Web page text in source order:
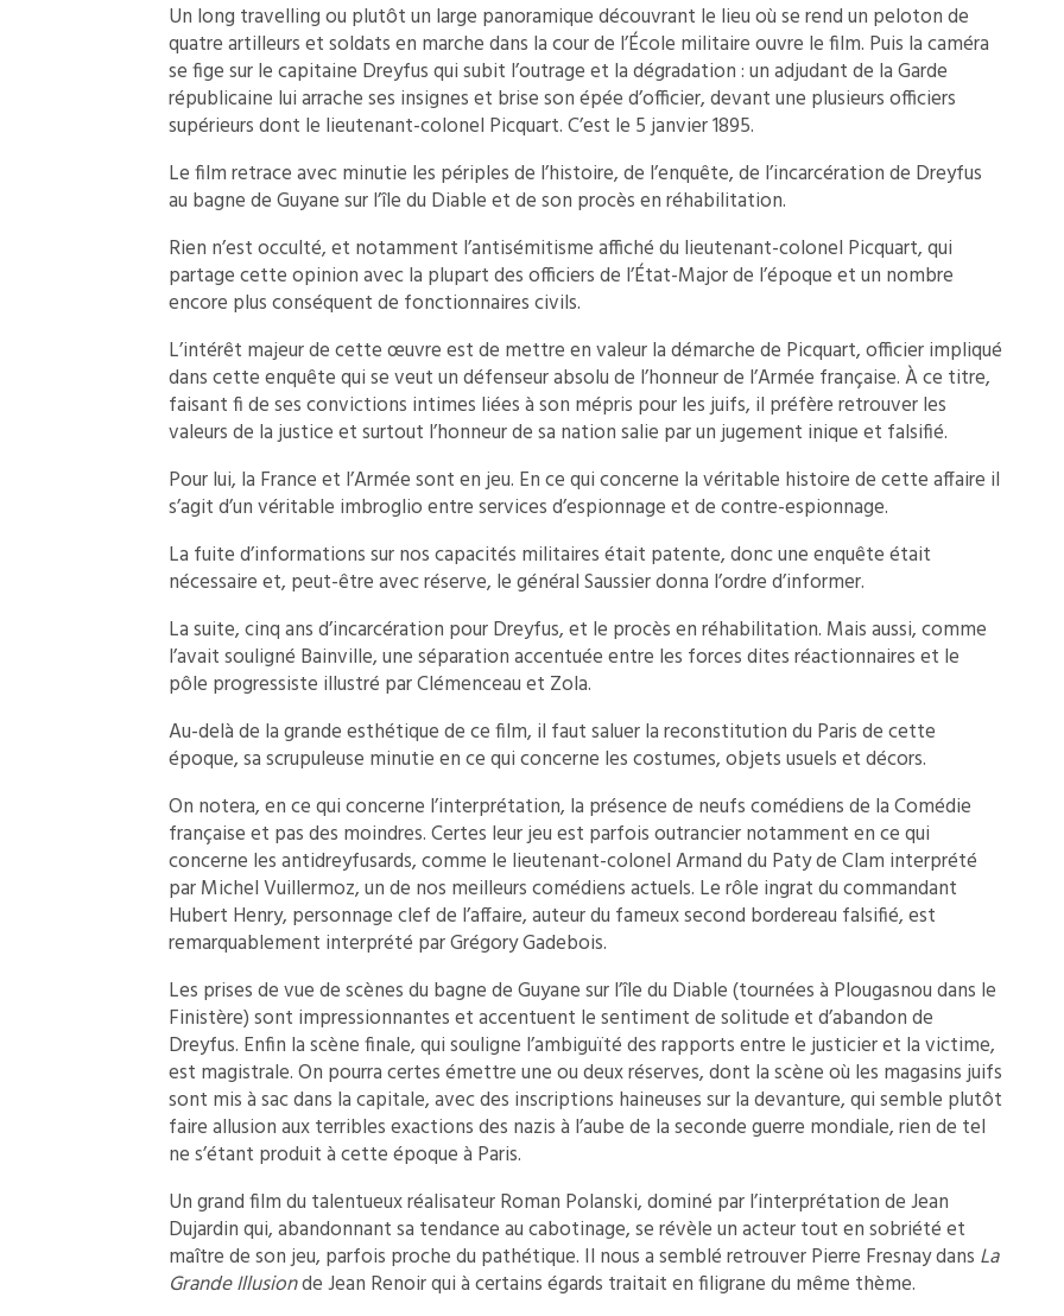
Un long travelling ou plutôt un large panoramique découvrant le lieu où se rend un peloton de
quatre artilleurs et soldats en marche dans la cour de l’École militaire ouvre le film. Puis la caméra
se fige sur le capitaine Dreyfus qui subit l’outrage et la dégradation : un adjudant de la Garde
républicaine lui arrache ses insignes et brise son épée d’officier, devant une plusieurs officiers
supérieurs dont le lieutenant-colonel Picquart. C’est le 5 janvier 1895.
Le film retrace avec minutie les périples de l’histoire, de l’enquête, de l’incarcération de Dreyfus
au bagne de Guyane sur l’île du Diable et de son procès en réhabilitation.
Rien n’est occulté, et notamment l’antisémitisme affiché du lieutenant-colonel Picquart, qui
partage cette opinion avec la plupart des officiers de l’État-Major de l’époque et un nombre
encore plus conséquent de fonctionnaires civils.
L’intérêt majeur de cette œuvre est de mettre en valeur la démarche de Picquart, officier impliqué
dans cette enquête qui se veut un défenseur absolu de l’honneur de l’Armée française. À ce titre,
faisant fi de ses convictions intimes liées à son mépris pour les juifs, il préfère retrouver les
valeurs de la justice et surtout l’honneur de sa nation salie par un jugement inique et falsifié.
Pour lui, la France et l’Armée sont en jeu. En ce qui concerne la véritable histoire de cette affaire il
s’agit d’un véritable imbroglio entre services d’espionnage et de contre-espionnage.
La fuite d’informations sur nos capacités militaires était patente, donc une enquête était
nécessaire et, peut-être avec réserve, le général Saussier donna l’ordre d’informer.
La suite, cinq ans d’incarcération pour Dreyfus, et le procès en réhabilitation. Mais aussi, comme
l’avait souligné Bainville, une séparation accentuée entre les forces dites réactionnaires et le
pôle progressiste illustré par Clémenceau et Zola.
Au-delà de la grande esthétique de ce film, il faut saluer la reconstitution du Paris de cette
époque, sa scrupuleuse minutie en ce qui concerne les costumes, objets usuels et décors.
On notera, en ce qui concerne l’interprétation, la présence de neufs comédiens de la Comédie
française et pas des moindres. Certes leur jeu est parfois outrancier notamment en ce qui
concerne les antidreyfusards, comme le lieutenant-colonel Armand du Paty de Clam interprété
par Michel Vuillermoz, un de nos meilleurs comédiens actuels. Le rôle ingrat du commandant
Hubert Henry, personnage clef de l’affaire, auteur du fameux second bordereau falsifié, est
remarquablement interprété par Grégory Gadebois.
Les prises de vue de scènes du bagne de Guyane sur l’île du Diable (tournées à Plougasnou dans le
Finistère) sont impressionnantes et accentuent le sentiment de solitude et d’abandon de
Dreyfus. Enfin la scène finale, qui souligne l’ambiguïté des rapports entre le justicier et la victime,
est magistrale. On pourra certes émettre une ou deux réserves, dont la scène où les magasins juifs
sont mis à sac dans la capitale, avec des inscriptions haineuses sur la devanture, qui semble plutôt
faire allusion aux terribles exactions des nazis à l’aube de la seconde guerre mondiale, rien de tel
ne s’étant produit à cette époque à Paris.
Un grand film du talentueux réalisateur Roman Polanski, dominé par l’interprétation de Jean
Dujardin qui, abandonnant sa tendance au cabotinage, se révèle un acteur tout en sobriété et
maître de son jeu, parfois proche du pathétique. Il nous a semblé retrouver Pierre Fresnay dans La
Grande Illusionde Jean Renoir qui à certains égards traitait en filigrane du même thème.